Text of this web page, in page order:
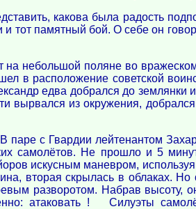
какова была радость
тот памятный бой. О себе он
небольшой поляне во
в расположение советской
едва добрался до землянки
вырвался из окружения,
паре с Гвардии лейтенантом
самолётов. Не прошло и 5
искусным маневром,
вторая скрылась в облаках.
разворотом. Набрав высоту,
атаковать ! Силуэты